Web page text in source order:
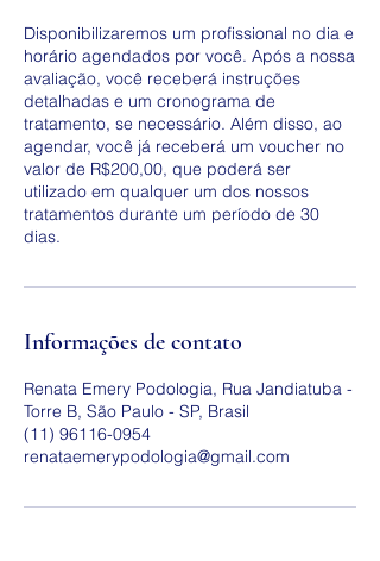
Disponibilizaremos um profissional no dia e
horário agendados por você. Após a nossa
avaliação, você receberá instruções
detalhadas e um cronograma de
tratamento, se necessário. Além disso, ao
agendar, você já receberá um voucher no
valor de R$200,00, que poderá ser
utilizado em qualquer um dos nossos
tratamentos durante um período de 30
dias.
Informações de contato
Renata Emery Podologia, Rua Jandiatuba -
Torre B, São Paulo - SP, Brasil
(11) 96116-0954
renataemerypodologia@gmail.com